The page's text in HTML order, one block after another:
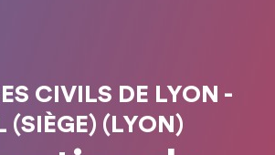
CIVILS DE LYON -
(SIÈGE) (LYON)